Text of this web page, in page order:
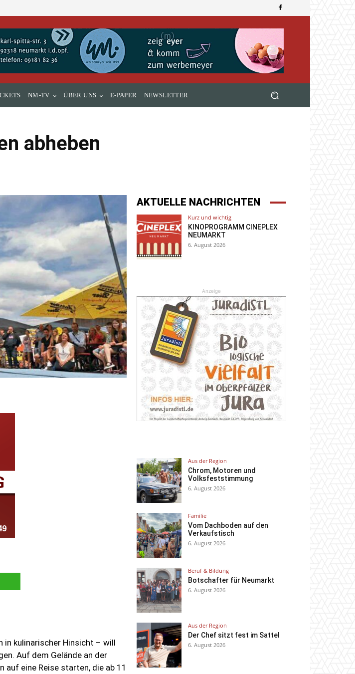
NM-TV ÜBER UNS E-PAPER NEWSLETTER
abheben
in kulinarischer Hinsicht – will
Auf dem Gelände an der
auf eine Reise starten, die ab 11
AKTUELLE NACHRICHTEN
Kurz und wichtig
KINOPROGRAMM CINEPLEX
NEUMARKT
6. August 2026
Anzeige
Aus der Region
Chrom, Motoren und
Volksfeststimmung
6. August 2026
Familie
Vom Dachboden auf den
Verkaufstisch
6. August 2026
Beruf & Bildung
Botschafter für Neumarkt
6. August 2026
Aus der Region
Der Chef sitzt fest im Sattel
6. August 2026